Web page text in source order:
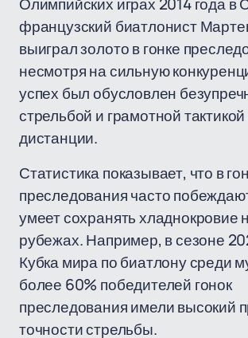
французский биатлонист
выиграл золото в гонке
несмотря на сильную
успех был обусловлен
стрельбой и грамотной
дистанции.
Статистика показывает, что в
преследования часто
умеет сохранять хладнокровие
рубежах. Например, в сезоне
Кубка мира по биатлону среди
более 60% победителей гонок
преследования имели высокий
точности стрельбы.